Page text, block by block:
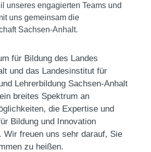
unseres engagierten Teams und
uns gemeinsam die
Sachsen-Anhalt.
für Bildung des Landes
und das Landesinstitut für
Lehrerbildung Sachsen-Anhalt
breites Spektrum an
die Expertise und
Bildung und Innovation
Wir freuen uns sehr darauf, Sie
zu heißen.